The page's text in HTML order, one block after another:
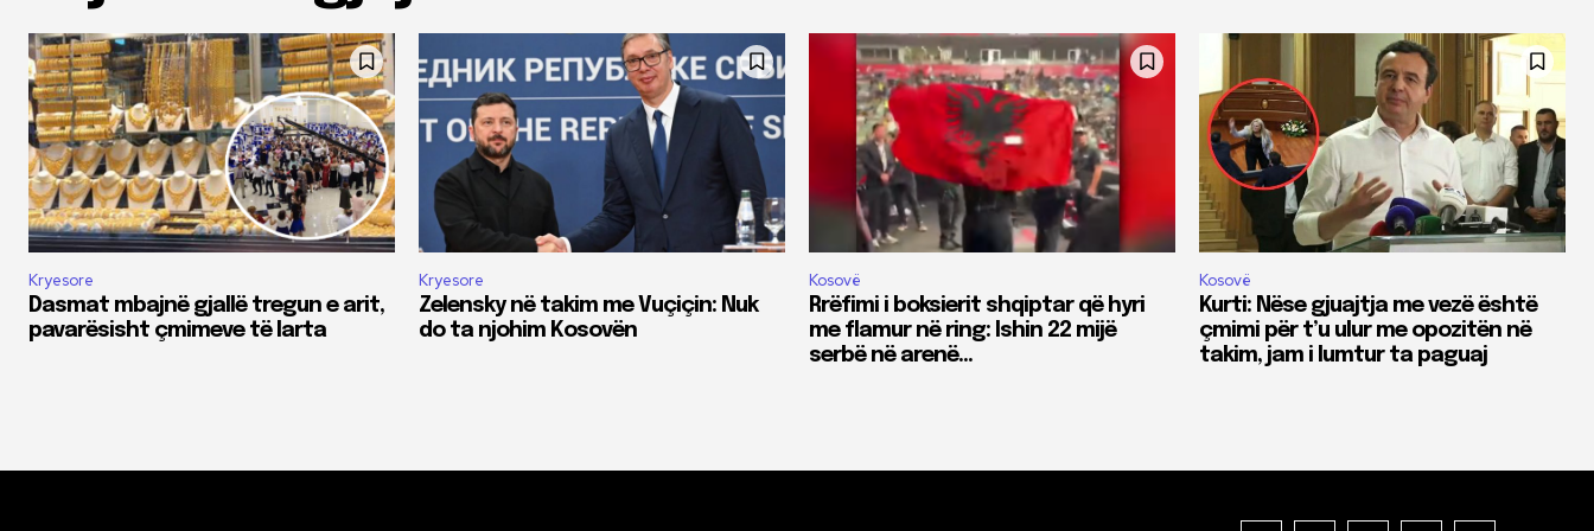
Kryesore
Dasmat mbajnë gjallë tregun e arit,
pavarësisht çmimeve të larta
Kryesore
Zelensky në takim me Vuçiçin: Nuk
do ta njohim Kosovën
Kosovë
Rrëfimi i boksierit shqiptar që hyri
me flamur në ring: Ishin 22 mijë
serbë në arenë…
Kosovë
Kurti: Nëse gjuajtja me vezë është
çmimi për t’u ulur me opozitën në
takim, jam i lumtur ta paguaj